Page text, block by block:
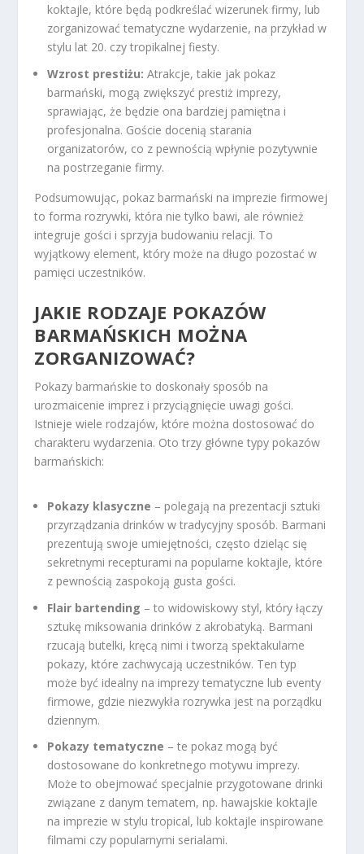
koktajle, które będą podkreślać wizerunek firmy, lub
zorganizować tematyczne wydarzenie, na przykład w
stylu lat 20. czy tropikalnej fiesty.
Wzrost prestiżu: Atrakcje, takie jak pokaz
barmański, mogą zwiększyć prestiż imprezy,
sprawiając, że będzie ona bardziej pamiętna i
profesjonalna. Goście docenią starania
organizatorów, co z pewnością wpłynie pozytywnie
na postrzeganie firmy.
Podsumowując, pokaz barmański na imprezie firmowej
to forma rozrywki, która nie tylko bawi, ale również
integruje gości i sprzyja budowaniu relacji. To
wyjątkowy element, który może na długo pozostać w
pamięci uczestników.
JAKIE RODZAJE POKAZÓW
BARMAŃSKICH MOŻNA
ZORGANIZOWAĆ?
Pokazy barmańskie to doskonały sposób na
urozmaicenie imprez i przyciągnięcie uwagi gości.
Istnieje wiele rodzajów, które można dostosować do
charakteru wydarzenia. Oto trzy główne typy pokazów
barmańskich:
Pokazy klasyczne – polegają na prezentacji sztuki
przyrządzania drinków w tradycyjny sposób. Barmani
prezentują swoje umiejętności, często dzieląc się
sekretnymi recepturami na popularne koktajle, które
z pewnością zaspokoją gusta gości.
Flair bartending – to widowiskowy styl, który łączy
sztukę miksowania drinków z akrobatyką. Barmani
rzucają butelki, kręcą nimi i tworzą spektakularne
pokazy, które zachwycają uczestników. Ten typ
może być idealny na imprezy tematyczne lub eventy
firmowe, gdzie niezwykła rozrywka jest na porządku
dziennym.
Pokazy tematyczne – te pokaz mogą być
dostosowane do konkretnego motywu imprezy.
Może to obejmować specjalnie przygotowane drinki
związane z danym tematem, np. hawajskie koktajle
na imprezie w stylu tropical, lub koktajle inspirowane
filmami czy popularnymi serialami.